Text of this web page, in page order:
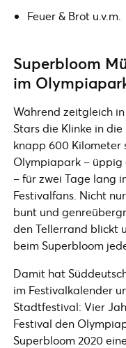
Feuer & Brot u.v.m.
Superbloom
im
Während zeitgleich in
Stars die Klinke in
knapp 600 Kilometer
Olympiapark –
– für zwei Tage lang
Festivalfans. Nicht
bunt und
den Tellerrand blickt
beim Superbloom
Damit hat
im Festivalkalender
Stadtfestival: Vier
Festival den
Superbloom 2020